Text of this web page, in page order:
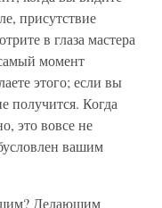
присутствие
в глаза мастера
момент
этого; если вы
получится. Когда
это вовсе не
вашим
Делающим